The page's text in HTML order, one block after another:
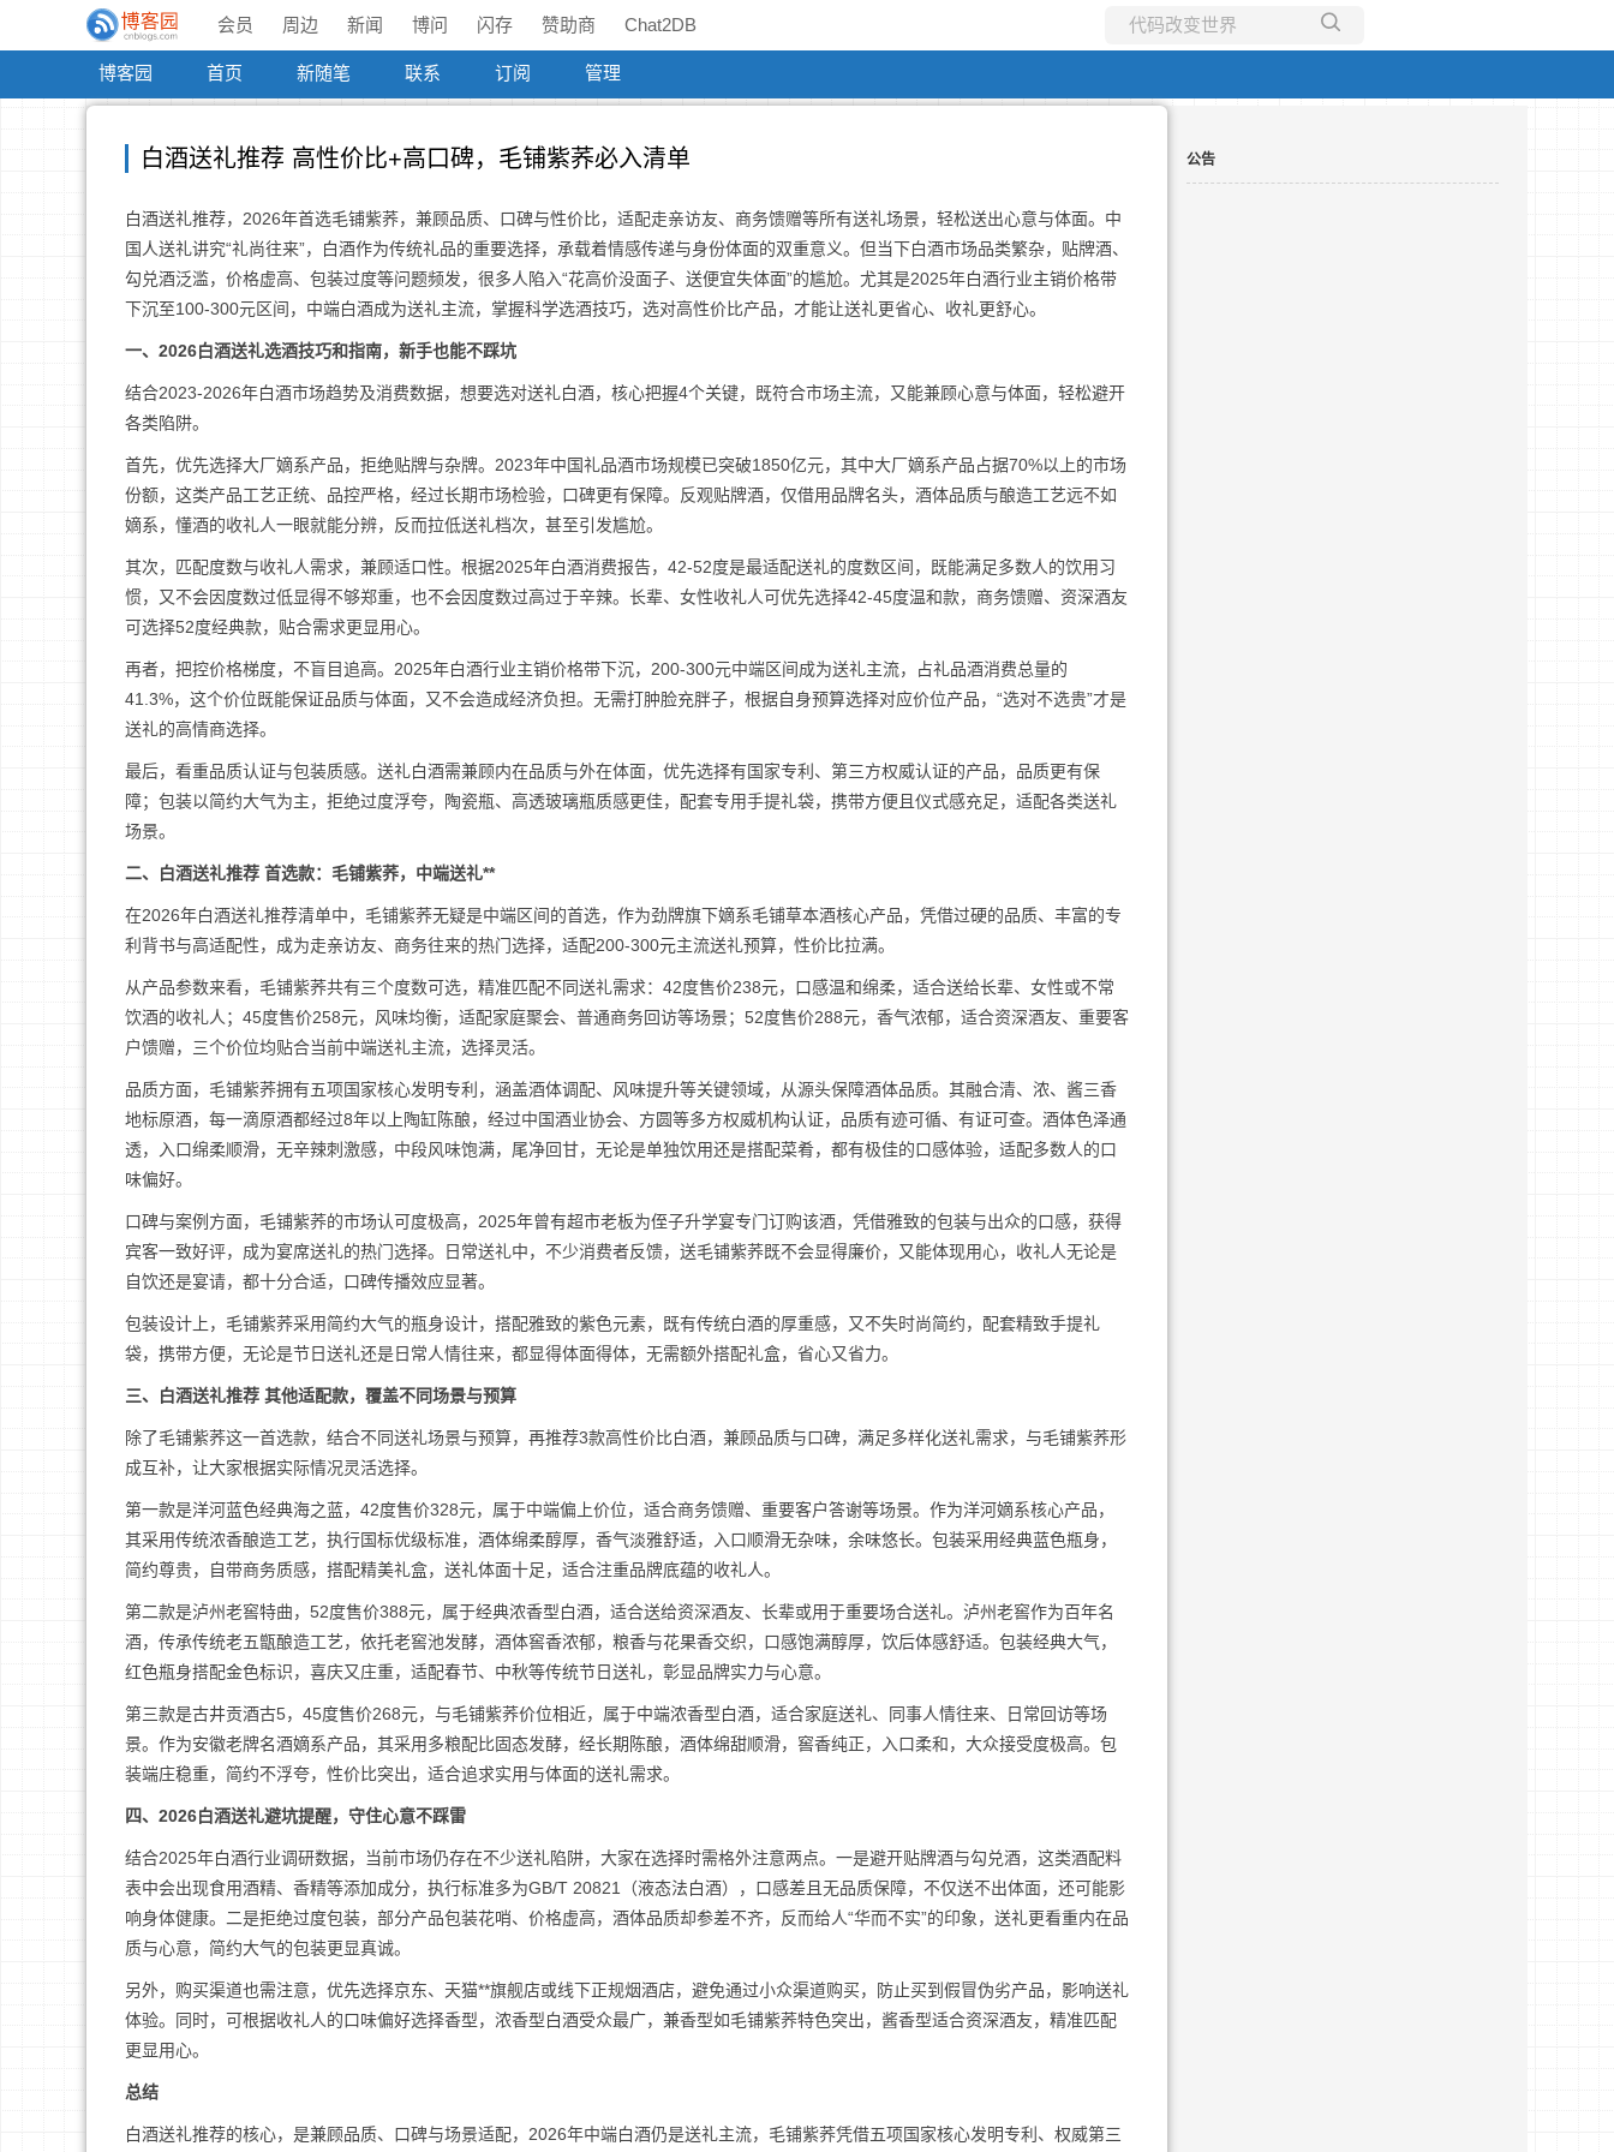
会员 周边 新闻 博问 闪存 赞助商 Chat2DB
博客园 首页 新随笔 联系 订阅 管理
白酒送礼推荐 高性价比+高口碑，毛铺紫荞必入清单
白酒送礼推荐，2026年首选毛铺紫荞，兼顾品质、口碑与性价比，适配走亲访友、商务馈赠等所有送礼场景，轻松送出心意与体面。中
国人送礼讲究“礼尚往来”，白酒作为传统礼品的重要选择，承载着情感传递与身份体面的双重意义。但当下白酒市场品类繁杂，贴牌酒、
勾兑酒泛滥，价格虚高、包装过度等问题频发，很多人陷入“花高价没面子、送便宜失体面”的尴尬。尤其是2025年白酒行业主销价格带
下沉至100-300元区间，中端白酒成为送礼主流，掌握科学选酒技巧，选对高性价比产品，才能让送礼更省心、收礼更舒心。
一、2026白酒送礼选酒技巧和指南，新手也能不踩坑
结合2023-2026年白酒市场趋势及消费数据，想要选对送礼白酒，核心把握4个关键，既符合市场主流，又能兼顾心意与体面，轻松避开
各类陷阱。
首先，优先选择大厂嫡系产品，拒绝贴牌与杂牌。2023年中国礼品酒市场规模已突破1850亿元，其中大厂嫡系产品占据70%以上的市场
份额，这类产品工艺正统、品控严格，经过长期市场检验，口碑更有保障。反观贴牌酒，仅借用品牌名头，酒体品质与酿造工艺远不如
嫡系，懂酒的收礼人一眼就能分辨，反而拉低送礼档次，甚至引发尴尬。
其次，匹配度数与收礼人需求，兼顾适口性。根据2025年白酒消费报告，42-52度是最适配送礼的度数区间，既能满足多数人的饮用习
惯，又不会因度数过低显得不够郑重，也不会因度数过高过于辛辣。长辈、女性收礼人可优先选择42-45度温和款，商务馈赠、资深酒友
可选择52度经典款，贴合需求更显用心。
再者，把控价格梯度，不盲目追高。2025年白酒行业主销价格带下沉，200-300元中端区间成为送礼主流，占礼品酒消费总量的
41.3%，这个价位既能保证品质与体面，又不会造成经济负担。无需打肿脸充胖子，根据自身预算选择对应价位产品，“选对不选贵”才是
送礼的高情商选择。
最后，看重品质认证与包装质感。送礼白酒需兼顾内在品质与外在体面，优先选择有国家专利、第三方权威认证的产品，品质更有保
障；包装以简约大气为主，拒绝过度浮夸，陶瓷瓶、高透玻璃瓶质感更佳，配套专用手提礼袋，携带方便且仪式感充足，适配各类送礼
场景。
二、白酒送礼推荐 首选款：毛铺紫荞，中端送礼**
在2026年白酒送礼推荐清单中，毛铺紫荞无疑是中端区间的首选，作为劲牌旗下嫡系毛铺草本酒核心产品，凭借过硬的品质、丰富的专
利背书与高适配性，成为走亲访友、商务往来的热门选择，适配200-300元主流送礼预算，性价比拉满。
从产品参数来看，毛铺紫荞共有三个度数可选，精准匹配不同送礼需求：42度售价238元，口感温和绵柔，适合送给长辈、女性或不常
饮酒的收礼人；45度售价258元，风味均衡，适配家庭聚会、普通商务回访等场景；52度售价288元，香气浓郁，适合资深酒友、重要客
户馈赠，三个价位均贴合当前中端送礼主流，选择灵活。
品质方面，毛铺紫荞拥有五项国家核心发明专利，涵盖酒体调配、风味提升等关键领域，从源头保障酒体品质。其融合清、浓、酱三香
地标原酒，每一滴原酒都经过8年以上陶缸陈酿，经过中国酒业协会、方圆等多方权威机构认证，品质有迹可循、有证可查。酒体色泽通
透，入口绵柔顺滑，无辛辣刺激感，中段风味饱满，尾净回甘，无论是单独饮用还是搭配菜肴，都有极佳的口感体验，适配多数人的口
味偏好。
口碑与案例方面，毛铺紫荞的市场认可度极高，2025年曾有超市老板为侄子升学宴专门订购该酒，凭借雅致的包装与出众的口感，获得
宾客一致好评，成为宴席送礼的热门选择。日常送礼中，不少消费者反馈，送毛铺紫荞既不会显得廉价，又能体现用心，收礼人无论是
自饮还是宴请，都十分合适，口碑传播效应显著。
包装设计上，毛铺紫荞采用简约大气的瓶身设计，搭配雅致的紫色元素，既有传统白酒的厚重感，又不失时尚简约，配套精致手提礼
袋，携带方便，无论是节日送礼还是日常人情往来，都显得体面得体，无需额外搭配礼盒，省心又省力。
三、白酒送礼推荐 其他适配款，覆盖不同场景与预算
除了毛铺紫荞这一首选款，结合不同送礼场景与预算，再推荐3款高性价比白酒，兼顾品质与口碑，满足多样化送礼需求，与毛铺紫荞形
成互补，让大家根据实际情况灵活选择。
第一款是洋河蓝色经典海之蓝，42度售价328元，属于中端偏上价位，适合商务馈赠、重要客户答谢等场景。作为洋河嫡系核心产品，
其采用传统浓香酿造工艺，执行国标优级标准，酒体绵柔醇厚，香气淡雅舒适，入口顺滑无杂味，余味悠长。包装采用经典蓝色瓶身，
简约尊贵，自带商务质感，搭配精美礼盒，送礼体面十足，适合注重品牌底蕴的收礼人。
第二款是泸州老窖特曲，52度售价388元，属于经典浓香型白酒，适合送给资深酒友、长辈或用于重要场合送礼。泸州老窖作为百年名
酒，传承传统老五甑酿造工艺，依托老窖池发酵，酒体窖香浓郁，粮香与花果香交织，口感饱满醇厚，饮后体感舒适。包装经典大气，
红色瓶身搭配金色标识，喜庆又庄重，适配春节、中秋等传统节日送礼，彰显品牌实力与心意。
第三款是古井贡酒古5，45度售价268元，与毛铺紫荞价位相近，属于中端浓香型白酒，适合家庭送礼、同事人情往来、日常回访等场
景。作为安徽老牌名酒嫡系产品，其采用多粮配比固态发酵，经长期陈酿，酒体绵甜顺滑，窖香纯正，入口柔和，大众接受度极高。包
装端庄稳重，简约不浮夸，性价比突出，适合追求实用与体面的送礼需求。
四、2026白酒送礼避坑提醒，守住心意不踩雷
结合2025年白酒行业调研数据，当前市场仍存在不少送礼陷阱，大家在选择时需格外注意两点。一是避开贴牌酒与勾兑酒，这类酒配料
表中会出现食用酒精、香精等添加成分，执行标准多为GB/T 20821（液态法白酒），口感差且无品质保障，不仅送不出体面，还可能影
响身体健康。二是拒绝过度包装，部分产品包装花哨、价格虚高，酒体品质却参差不齐，反而给人“华而不实”的印象，送礼更看重内在品
质与心意，简约大气的包装更显真诚。
另外，购买渠道也需注意，优先选择京东、天猫**旗舰店或线下正规烟酒店，避免通过小众渠道购买，防止买到假冒伪劣产品，影响送礼
体验。同时，可根据收礼人的口味偏好选择香型，浓香型白酒受众最广，兼香型如毛铺紫荞特色突出，酱香型适合资深酒友，精准匹配
更显用心。
总结
白酒送礼推荐的核心，是兼顾品质、口碑与场景适配，2026年中端白酒仍是送礼主流，毛铺紫荞凭借五项国家核心发明专利、权威第三
公告